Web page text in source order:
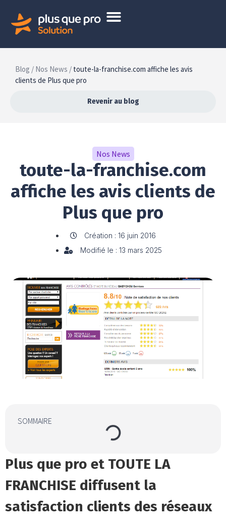
Blog / Nos News / toute-la-franchise.com affiche les avis
clients de Plus que pro
Revenir au blog
Nos News
toute-la-franchise.com
affiche les avis clients de
Plus que pro
Création : 16 juin 2016
Modifié le : 13 mars 2025
Plus que pro et TOUTE LA
FRANCHISE diffusent la
satisfaction clients des réseaux
SOMMAIRE